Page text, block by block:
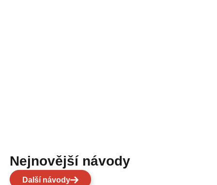
Nejnovější návody
Další návody